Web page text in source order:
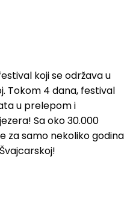
koji se održava u
Tokom 4 dana, festival
u prelepom i
Sa oko 30.000
za samo nekoliko godina